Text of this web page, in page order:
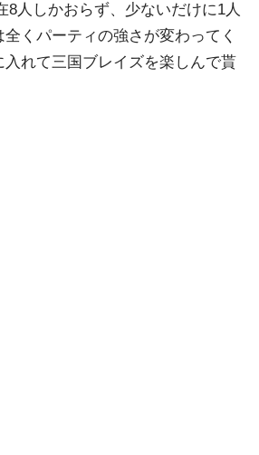
8人しかおらず、少ないだけに1人
くパーティの強さが変わってく
入れて三国ブレイズを楽しんで貰